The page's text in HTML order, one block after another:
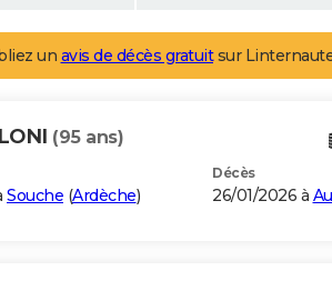
un avis de décès gratuitsur
(95 ans)
Souche (Ardèche)
Décès
26/01/2026 à